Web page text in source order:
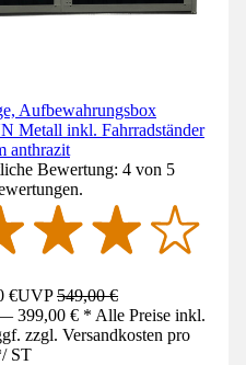
Aufbewahrungsbox
Metall inkl. Fahrradständer
anthrazit
Bewertung: 4 von 5
€UVP549,00 €
399,00 € * Alle Preise inkl.
zzgl. Versandkosten pro
/ ST